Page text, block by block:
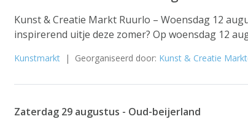
Kunst & Creatie Markt Ruurlo – Woensdag 12
inspirerend uitje deze zomer? Op woensdag 12
Kunstmarkt | Georganiseerd door: Kunst & Creatie
Zaterdag 29 augustus - Oud-beijerland